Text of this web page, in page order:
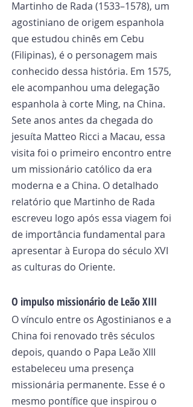
Martinho de Rada (1533–1578), um
agostiniano de origem espanhola
que estudou chinês em Cebu
(Filipinas), é o personagem mais
conhecido dessa história. Em 1575,
ele acompanhou uma delegação
espanhola à corte Ming, na China.
Sete anos antes da chegada do
jesuíta Matteo Ricci a Macau, essa
visita foi o primeiro encontro entre
um missionário católico da era
moderna e a China. O detalhado
relatório que Martinho de Rada
escreveu logo após essa viagem foi
de importância fundamental para
apresentar à Europa do século XVI
as culturas do Oriente.
O impulso missionário de Leão XIII
O vínculo entre os Agostinianos e a
China foi renovado três séculos
depois, quando o Papa Leão XIII
estabeleceu uma presença
missionária permanente. Esse é o
mesmo pontífice que inspirou o